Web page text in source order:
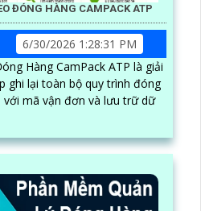
ĐÓNG HÀNG CAMPACK ATP
6/30/2026 1:28:31 PM
Hàng CamPack ATP là giải
ghi lại toàn bộ quy trình đóng
mã vận đơn và lưu trữ dữ